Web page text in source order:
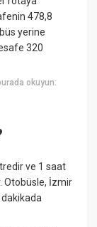
478,8
yerine
320
okuyun:
ve 1 saat
Otobüsle, İzmir
dakikada